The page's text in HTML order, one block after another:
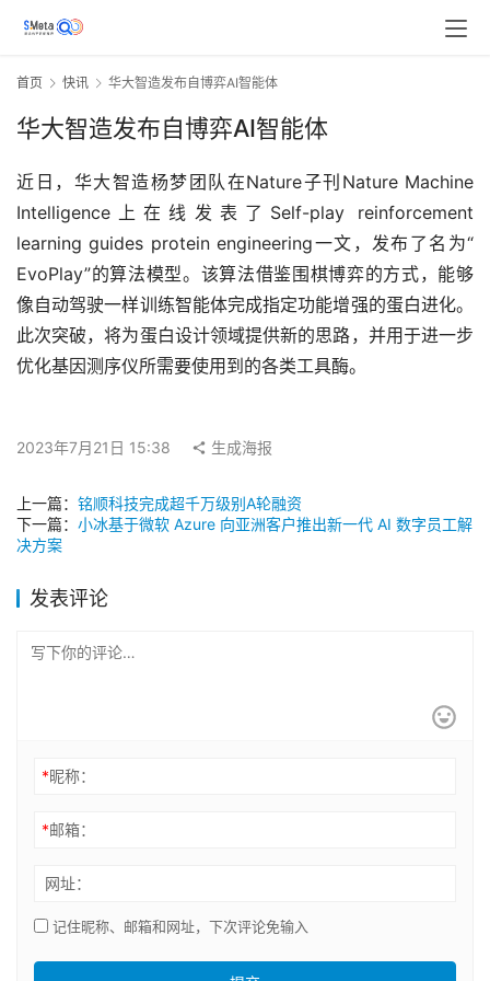
首页 快讯 华大智造发布自博弈AI智能体
华大智造发布自博弈AI智能体
近日，华大智造杨梦团队在Nature子刊Nature Machine
Intelligence上在线发表了Self-play reinforcement
learning guides protein engineering一文，发布了名为“
EvoPlay”的算法模型。该算法借鉴围棋博弈的方式，能够
像自动驾驶一样训练智能体完成指定功能增强的蛋白进化。
此次突破，将为蛋白设计领域提供新的思路，并用于进一步
优化基因测序仪所需要使用到的各类工具酶。
2023年7月21日 15:38 生成海报
上一篇： 铭顺科技完成超千万级别A轮融资
下一篇： 小冰基于微软 Azure 向亚洲客户推出新一代 AI 数字员工解
决方案
发表评论
*昵称：
*邮箱：
网址：
记住昵称、邮箱和网址，下次评论免输入